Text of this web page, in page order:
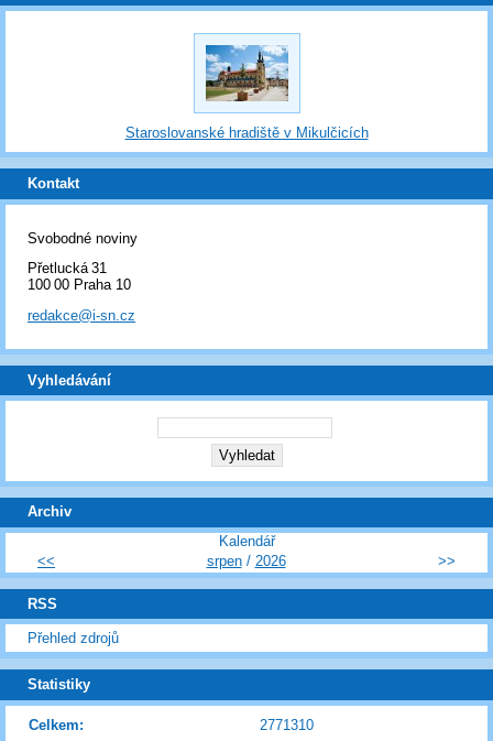
Staroslovanské hradiště v Mikulčicích
Kontakt
Svobodné noviny
Přetlucká 31
100 00 Praha 10
redakce@i-sn.cz
Vyhledávání
Archiv
Kalendář
<<
srpen/ 2026 >>
RSS
Přehled zdrojů
Statistiky
Celkem: 2771310